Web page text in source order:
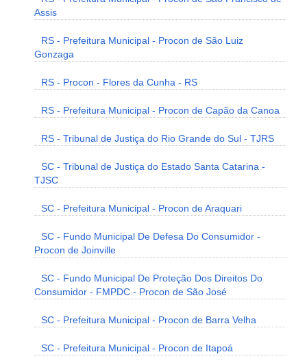
Assis
RS - Prefeitura Municipal - Procon de São Luiz
Gonzaga
RS - Procon - Flores da Cunha - RS
RS - Prefeitura Municipal - Procon de Capão da Canoa
RS - Tribunal de Justiça do Rio Grande do Sul - TJRS
SC - Tribunal de Justiça do Estado Santa Catarina -
TJSC
SC - Prefeitura Municipal - Procon de Araquari
SC - Fundo Municipal De Defesa Do Consumidor -
Procon de Joinville
SC - Fundo Municipal De Proteção Dos Direitos Do
Consumidor - FMPDC - Procon de São José
SC - Prefeitura Municipal - Procon de Barra Velha
SC - Prefeitura Municipal - Procon de Itapoá